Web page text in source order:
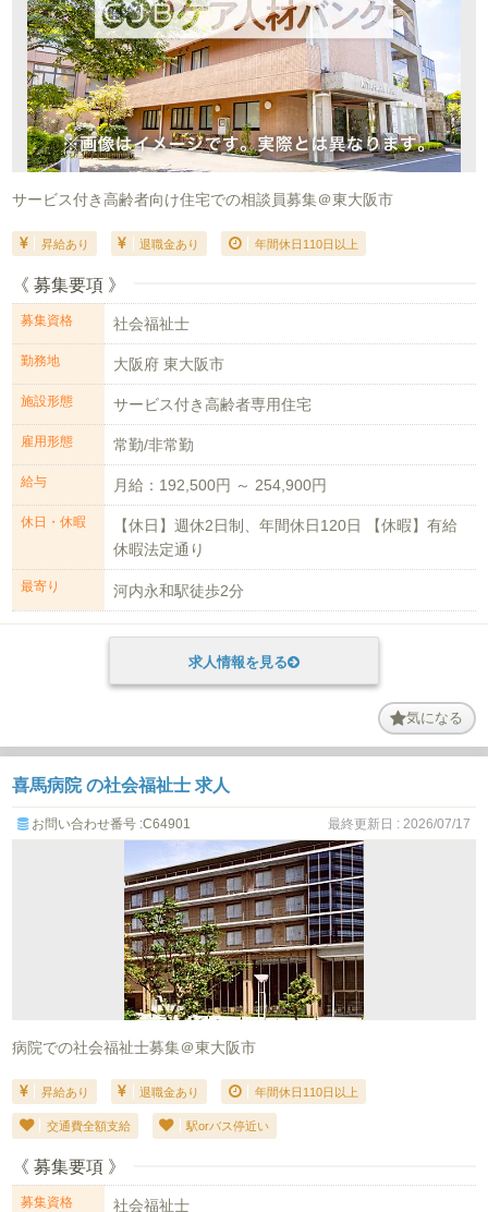
サービス付き高齢者向け住宅での相談員募集＠東大阪市
昇給あり 退職金あり 年間休日110日以上
《 募集要項 》
募集資格 社会福祉士
勤務地 大阪府 東大阪市
施設形態 サービス付き高齢者専用住宅
雇用形態 常勤/非常勤
給与 月給：192,500円 ～ 254,900円
休日・休暇
【休日】週休2日制、年間休日120日 【休暇】有給
休暇法定通り
最寄り 河内永和駅徒歩2分
求人情報を見る
気になる
喜馬病院 の社会福祉士 求人
お問い合わせ番号 :C64901 最終更新日 : 2026/07/17
病院での社会福祉士募集＠東大阪市
昇給あり 退職金あり 年間休日110日以上
交通費全額支給 駅orバス停近い
《 募集要項 》
募集資格 社会福祉士